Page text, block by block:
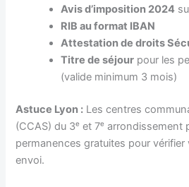
Avis d’imposition 2024
RIB au format IBAN
Attestation de droits
Titre de séjour pour les
(valide minimum 3 mois)
Astuce Lyon : Les centres
(CCAS) du 3ᵉ et 7ᵉ arrondissement
permanences gratuites pour
envoi.